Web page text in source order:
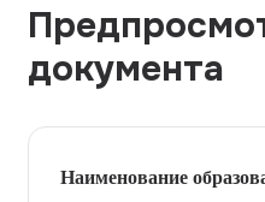
документа
Наименование